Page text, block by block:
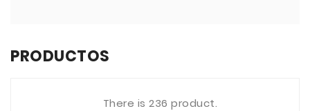
PRODUCTOS
There is 236 product.